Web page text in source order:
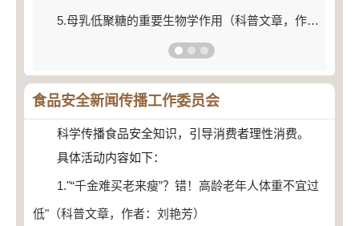
5.母乳低聚糖的重要生物学作用（科普文章，作者：荫士安、张玉梅 ）
食品安全新闻传播工作委员会
科学传播食品安全知识，引导消费者理性消费。
具体活动内容如下：
1."“千金难买老来瘦”？错！高龄老年人体重不宜过
低"（科普文章，作者：刘艳芳）